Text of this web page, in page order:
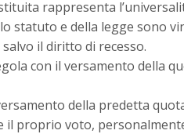
rappresenta
statuto e della legge sono
il diritto di recesso.
con il versamento della
della predetta
il proprio voto,